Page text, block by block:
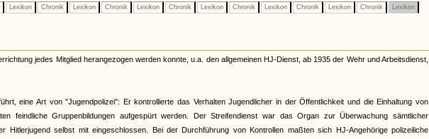
Lexikon Chronik Lexikon Chronik Lexikon Chronik Lexikon Chronik Lexikon Chronik Lexikon Chronik Lexikon
jedes Mitglied herangezogen werden konnte, u.a. den allgemeinen HJ-Dienst, ab 1935 der Wehr und Arbeitsdienst,
eine Art von "Jugendpolizei": Er kontrollierte das Verhalten Jugendlicher in der Öffentlichkeit und die Einhaltung von
feindliche Gruppenbildungen aufgespürt werden. Der Streifendienst war das Organ zur Überwachung sämtlicher
Hitlerjugend selbst mit eingeschlossen. Bei der Durchführung von Kontrollen maßten sich HJ-Angehörige polizeiliche